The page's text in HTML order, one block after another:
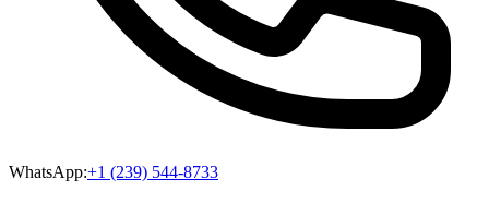
WhatsApp:+1 (239) 544-8733